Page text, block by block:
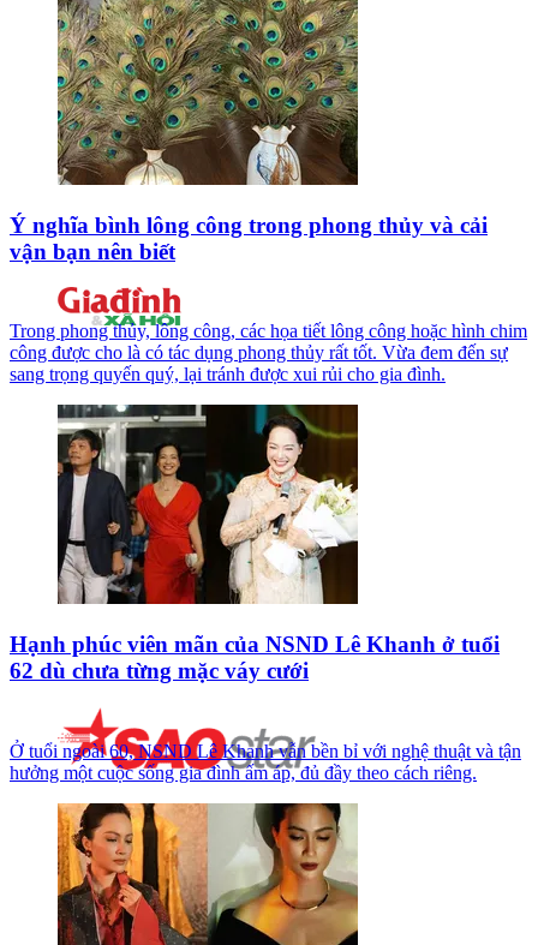
Ý nghĩa bình lông công trong phong thủy và cải
vận bạn nên biết
Trong phong thủy, lông công, các họa tiết lông công hoặc hình chim
công được cho là có tác dụng phong thủy rất tốt. Vừa đem đến sự
sang trọng quyến quý, lại tránh được xui rủi cho gia đình.
Hạnh phúc viên mãn của NSND Lê Khanh ở tuổi
62 dù chưa từng mặc váy cưới
Ở tuổi ngoài 60, NSND Lê Khanh vẫn bền bỉ với nghệ thuật và tận
hưởng một cuộc sống gia đình ấm áp, đủ đầy theo cách riêng.